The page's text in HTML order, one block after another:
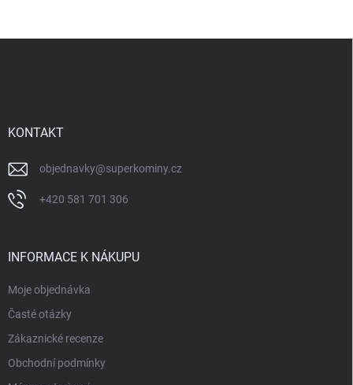
KONTAKT
objednavky@superkominy.cz
+420 581 701 306
INFORMACE K NÁKUPU
Moje objednávka
Časté otázky
Zákaznické recenze
Obchodní podmínky